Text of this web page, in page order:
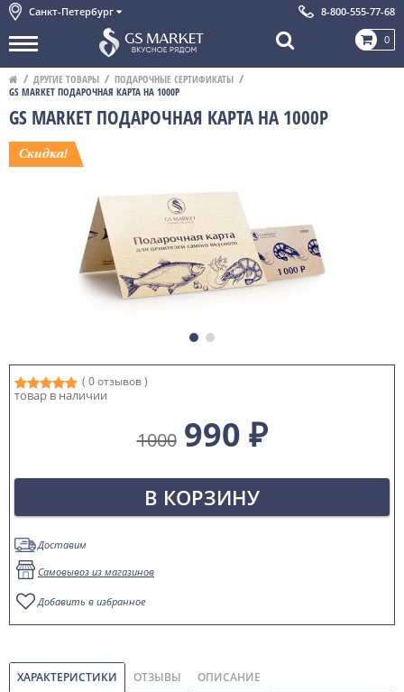
Санкт-Петербург 8-800-555-77-68
0
ДРУГИЕ ТОВАРЫ
ПОДАРОЧНЫЕ СЕРТИФИКАТЫ
GS MARKET ПОДАРОЧНАЯ КАРТА НА 1000Р
GS MARKET ПОДАРОЧНАЯ КАРТА НА 1000Р
( 0 отзывов )
товар в наличии
1000 990 ₽
В КОРЗИНУ
Доставим
Самовывоз из магазинов
Добавить в избранное
ХАРАКТЕРИСТИКИ ОТЗЫВЫ ОПИСАНИЕ